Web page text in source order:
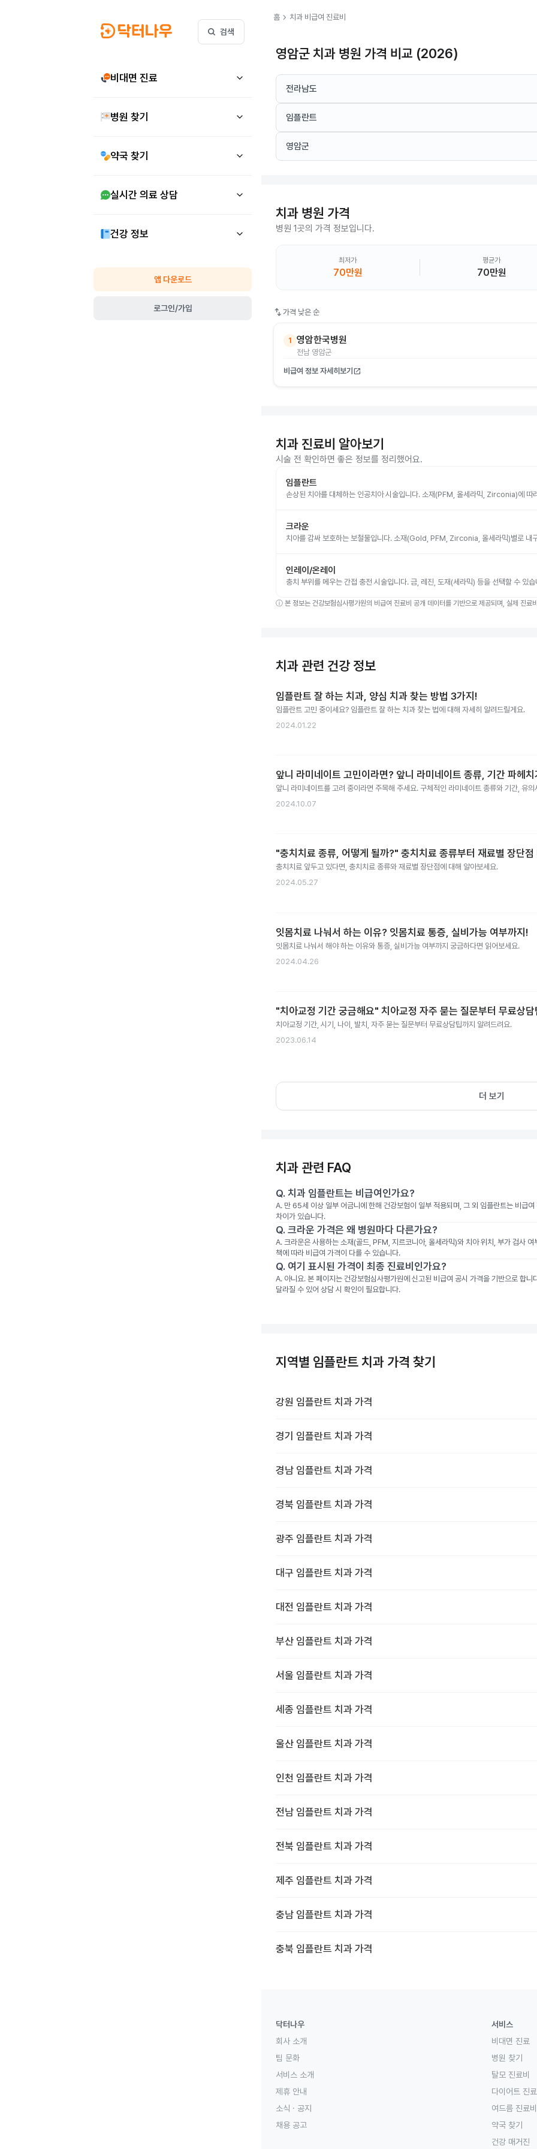
검색
비대면 진료
병원 찾기
약국 찾기
실시간 의료 상담
건강 정보
앱 다운로드
로그인/가입
홈 chevron_right 치과 비급여 진료비
영암군 치과 병원 가격 비교 (2026)
전라남도
임플란트
영암군
치과 병원 가격
병원 1곳의 가격 정보입니다.
최저가
70만원
평균가
70만원
swap_vert 가격 낮은 순
1 영암한국병원
전남 영암군
비급여 정보 자세히보기 open_in_new
치과 진료비 알아보기
시술 전 확인하면 좋은 정보를 정리했어요.
임플란트
손상된 치아를 대체하는 인공치아 시술입니다. 소재(PFM, 올세라믹, Zirconia)에 따
크라운
치아를 감싸 보호하는 보철물입니다. 소재(Gold, PFM, Zirconia, 올세라믹)별로 내
인레이/온레이
충치 부위를 메우는 간접 충전 시술입니다. 금, 레진, 도재(세라믹) 등을 선택할 수 있습
ⓘ 본 정보는 건강보험심사평가원의 비급여 진료비 공개 데이터를 기반으로 제공되며, 실제 진료
치과 관련 건강 정보
임플란트 잘 하는 치과, 양심 치과 찾는 방법 3가지!
임플란트 고민 중이세요? 임플란트 잘 하는 치과 찾는 법에 대해 자세히 알려드릴게요.
2024.01.22
앞니 라미네이트 고민이라면? 앞니 라미네이트 종류, 기간 파헤치
앞니 라미네이트를 고려 중이라면 주목해 주세요. 구체적인 라미네이트 종류와 기간, 유
2024.10.07
"충치치료 종류, 어떻게 될까?" 충치치료 종류부터 재료별 장단점
충치치료 앞두고 있다면, 충치치료 종류와 재료별 장단점에 대해 알아보세요.
2024.05.27
잇몸치료 나눠서 하는 이유? 잇몸치료 통증, 실비가능 여부까지!
잇몸치료 나눠서 해야 하는 이유와 통증, 실비가능 여부까지 궁금하다면 읽어보세요.
2024.04.26
"치아교정 기간 궁금해요" 치아교정 자주 묻는 질문부터 무료상담
치아교정 기간, 시기, 나이, 발치, 자주 묻는 질문부터 무료상담팁까지 알려드려요.
2023.06.14
더 보기
치과 관련 FAQ
Q. 치과 임플란트는 비급여인가요?
A. 만 65세 이상 일부 어금니에 한해 건강보험이 일부 적용되며, 그 외 임플란트는 비급
차이가 있습니다.
Q. 크라운 가격은 왜 병원마다 다른가요?
A. 크라운은 사용하는 소재(골드, PFM, 지르코니아, 올세라믹)와 치아 위치, 부가 검사
책에 따라 비급여 가격이 다를 수 있습니다.
Q. 여기 표시된 가격이 최종 진료비인가요?
A. 아니요. 본 페이지는 건강보험심사평가원에 신고된 비급여 공시 가격을 기반으로 합
달라질 수 있어 상담 시 확인이 필요합니다.
지역별 임플란트 치과 가격 찾기
강원 임플란트 치과 가격
경기 임플란트 치과 가격
경남 임플란트 치과 가격
경북 임플란트 치과 가격
광주 임플란트 치과 가격
대구 임플란트 치과 가격
대전 임플란트 치과 가격
부산 임플란트 치과 가격
서울 임플란트 치과 가격
세종 임플란트 치과 가격
울산 임플란트 치과 가격
인천 임플란트 치과 가격
전남 임플란트 치과 가격
전북 임플란트 치과 가격
제주 임플란트 치과 가격
충남 임플란트 치과 가격
충북 임플란트 치과 가격
닥터나우
회사 소개
팀 문화
서비스 소개
제휴 안내
소식 · 공지
채용 공고
서비스
비대면 진료
병원 찾기
탈모 진료비
다이어트 진료
여드름 진료비
약국 찾기
건강 매거진